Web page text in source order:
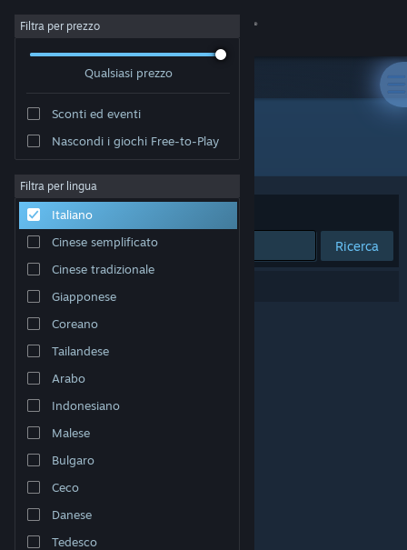
Accedi
Informazioni
Assistenza
Cambia la lingua
Ottieni l'app mobile di Steam
Visualizza il sito web per desktop
Filtra per prezzo
Qualsiasi prezzo
Sconti ed eventi
Nascondi i giochi Free-to-Play
Filtra per lingua
Italiano
Cinese semplificato
Cinese tradizionale
Giapponese
Coreano
Tailandese
Arabo
Indonesiano
Malese
Bulgaro
Ceco
Danese
Tedesco
Sviluppatore: Rusty Robot
Ordina per Rilevanza
Ricerca